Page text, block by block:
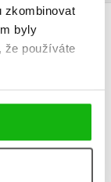
zkombinovat
byly
že používáte
hodnocení.
uživatelé